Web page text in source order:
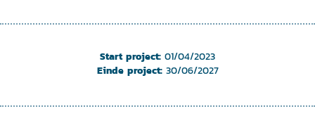
Start project: 01/04/2023
Einde project: 30/06/2027